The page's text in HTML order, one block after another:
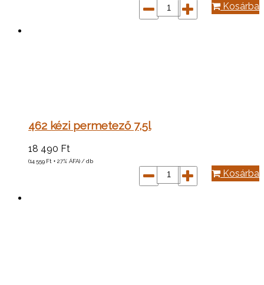
Kosárba
462 kézi permetező 7,5l
18 490 Ft
(14 559 Ft + 27% ÁFA) / db
Kosárba